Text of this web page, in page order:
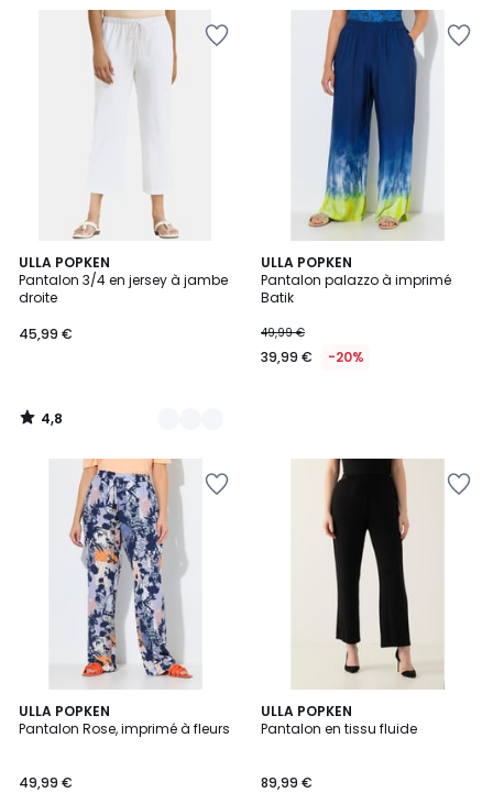
ULLA POPKEN
Pantalon 3/4 en jersey à jambe
droite
45,99 €
4,8
/ 5
2
Couleurs
4,8
/
ULLA POPKEN
Pantalon palazzo à imprimé
Batik
49,99 €
39,99 € -20%
ULLA POPKEN
Pantalon Rose, imprimé à fleurs
49,99 €
5
/
ULLA POPKEN
Pantalon en tissu fluide
89,99 €
3,6
/ 5